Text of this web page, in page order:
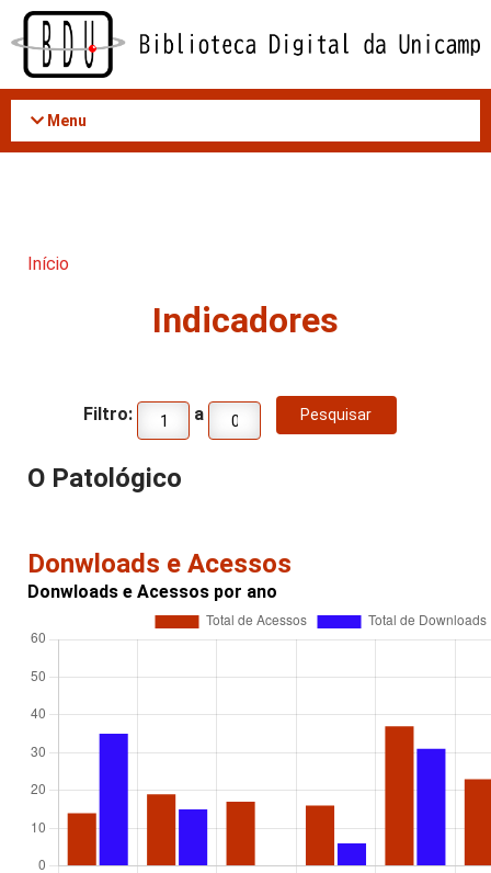
Acessar
conteúdo
Menu
Início
Indicadores
Filtro: a
O Patológico
Donwloads e Acessos
Donwloads e Acessos por ano